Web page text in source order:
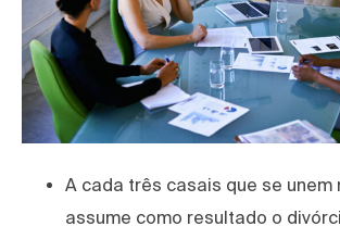
A cada três casais que se unem
assume como resultado o